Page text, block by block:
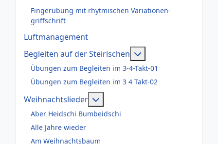
Fingerübung mit rhytmischen Variationen-
griffschrift
Luftmanagement
Begleiten auf der Steirischen
Übungen zum Begleiten im 3-4-Takt-01
Übungen zum Begleiten im 3 4 Takt-02
Weihnachtslieder
Aber Heidschi Bumbeidschi
Alle Jahre wieder
Am Weihnachtsbaum